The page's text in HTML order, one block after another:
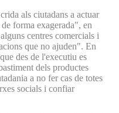
als ciutadans a actuar
forma exagerada", en
centres comercials i
que no ajuden". En
des de l'executiu es
dels productes
a no fer cas de totes
socials i confiar